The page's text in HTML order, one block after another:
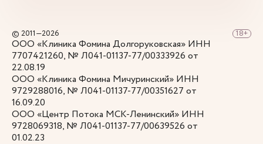
© 2011—2026
ООО «Клиника Фомина Долгоруковская» ИНН
7707421260, № Л041-01137-77/00333926 от
22.08.19
ООО «Клиника Фомина Мичуринский» ИНН
9729288016, № Л041-01137-77/00351627 от
16.09.20
ООО «Центр Потока МСК-Ленинский» ИНН
9728069318, № Л041-01137-77/00639526 от
01.02.23